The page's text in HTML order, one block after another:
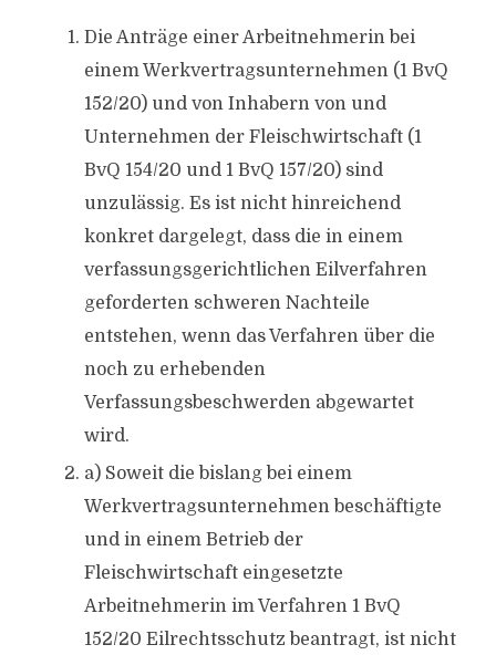
Die Anträge einer Arbeitnehmerin bei
einem Werkvertragsunternehmen (1 BvQ
152/20) und von Inhabern von und
Unternehmen der Fleischwirtschaft (1
BvQ 154/20 und 1 BvQ 157/20) sind
unzulässig. Es ist nicht hinreichend
konkret dargelegt, dass die in einem
verfassungsgerichtlichen Eilverfahren
geforderten schweren Nachteile
entstehen, wenn das Verfahren über die
noch zu erhebenden
Verfassungsbeschwerden abgewartet
wird.
a) Soweit die bislang bei einem
Werkvertragsunternehmen beschäftigte
und in einem Betrieb der
Fleischwirtschaft eingesetzte
Arbeitnehmerin im Verfahren 1 BvQ
152/20 Eilrechtsschutz beantragt, ist nicht